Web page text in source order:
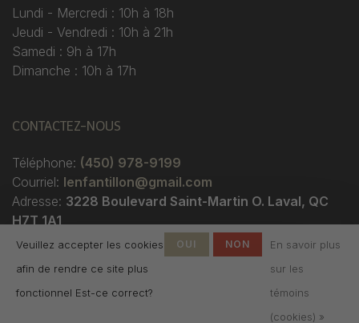
Lundi - Mercredi : 10h à 18h
Jeudi - Vendredi : 10h à 21h
Samedi : 9h à 17h
Dimanche : 10h à 17h
CONTACTEZ-NOUS
Téléphone: (450) 978-9199
Courriel: lenfantillon@gmail.com
Adresse: 3228 Boulevard Saint-Martin O. Laval, QC
H7T 1A1
Veuillez accepter les cookies
afin de rendre ce site plus
fonctionnel Est-ce correct?
OUI NON
En savoir plus
sur les
témoins
(cookies) »